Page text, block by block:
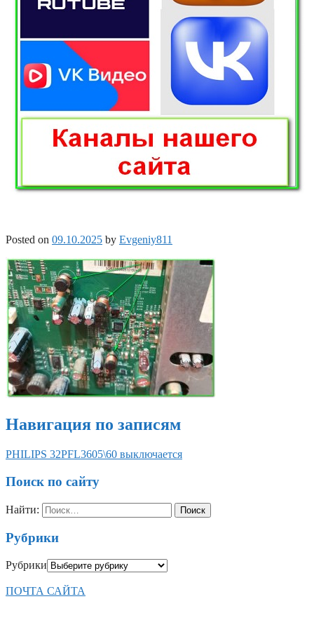
Posted on 09.10.2025 by Evgeniy811
Навигация по записям
PHILIPS 32PFL3605\60 выключается
Поиск по сайту
Найти:
Рубрики
Рубрики
ПОЧТА САЙТА